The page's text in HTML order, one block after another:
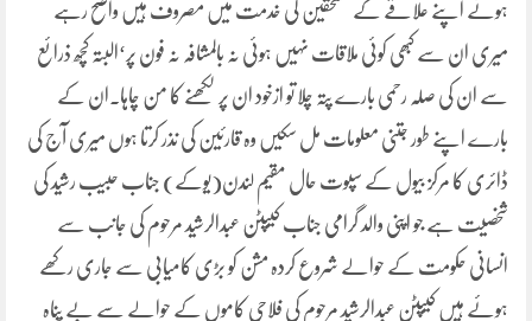
ہوئے اپنے علاقے کے مستحقین کی خدمت میں مصروف ہیں واضح رہے
میری ان سے کبھی کوئی ملاقات نہیں ہوئی نہ بالمشافہ نہ فون پر‘البتہ کچھ ذرائع
سے ان کی صلہ رحمی بارے پتہ چلا تو ازخود ان پر لکھنے کا من چاہا۔ان کے
بارے اپنے طور جتنی معلومات مل سکیں وہ قارئین کی نذر کرتا ہوں میری آج کی
ڈائری کا مرکز بیول کے سپوت حال مقیم لندن(یوکے) جناب حبیب رشید کی
شخصیت ہے جو اپنی والد گرامی جناب کیپٹن عبدالرشید مرحوم کی جانب سے
انسانی حکومت کے حوالے شروع کردہ مشن کو بڑی کامیابی سے جاری رکھے
ہوئے ہیں کیپٹن عبدالرشید مرحوم کی فلاحی کاموں کے حوالے سے بے پناہ